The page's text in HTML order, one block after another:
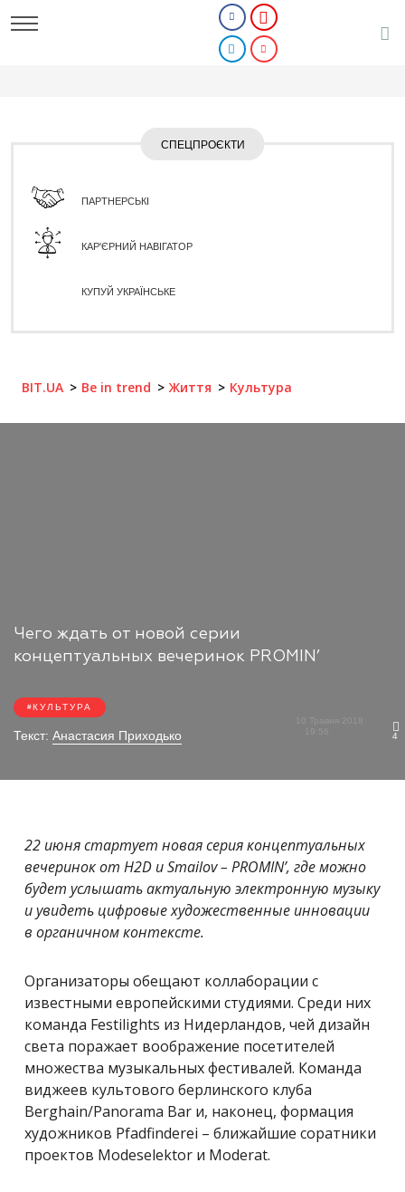
СПЕЦПРОЄКТИ
ПАРТНЕРСЬКІ
КАР'ЄРНИЙ НАВІГАТОР
КУПУЙ УКРАЇНСЬКЕ
BIT.UA Be in trend Життя Культура
Чего ждать от новой серии
концептуальных вечеринок PROMIN’
КУЛЬТУРА
Текст: Анастасия Приходько
19:56
4
22 июня стартует новая серия концептуальных
вечеринок от H2D и Smailov – PROMIN’, где можно
будет услышать актуальную электронную музыку
и увидеть цифровые художественные инновации
в органичном контексте.
Организаторы обещают коллаборации с
известными европейскими студиями. Среди них
команда Festilights из Нидерландов, чей дизайн
света поражает воображение посетителей
множества музыкальных фестивалей. Команда
виджеев культового берлинского клуба
Berghain/Panorama Bar и, наконец, формация
художников Pfadfinderei – ближайшие соратники
проектов Modeselektor и Moderat.